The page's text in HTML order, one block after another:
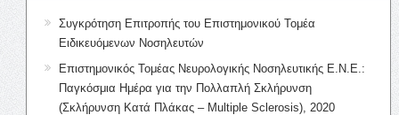
Συγκρότηση Επιτροπής του Επιστημονικού Τομέα
Ειδικευόμενων Νοσηλευτών
Επιστημονικός Τομέας Νευρολογικής Νοσηλευτικής Ε.Ν.Ε.:
Παγκόσμια Ημέρα για την Πολλαπλή Σκλήρυνση
(Σκλήρυνση Κατά Πλάκας – Multiple Sclerosis), 2020